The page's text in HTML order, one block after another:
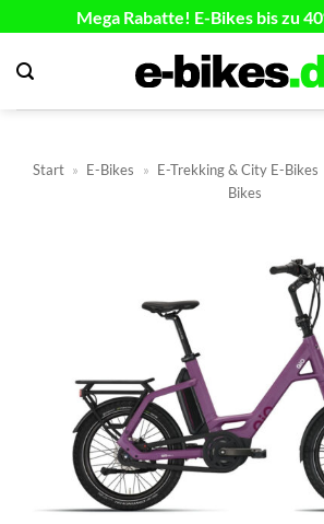
springen
Mega Rabatte! E-Bikes bis zu
Start » E-Bikes » E-Trekking & City E-Bikes
Bikes